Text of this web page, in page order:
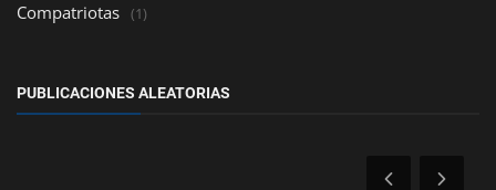
Compatriotas (1)
PUBLICACIONES ALEATORIAS